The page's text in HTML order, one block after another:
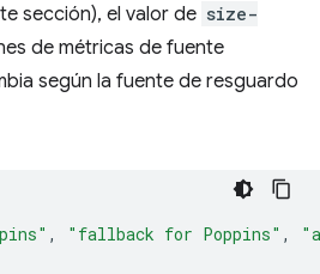
sección), el valor de size-
de métricas de fuente
según la fuente de resguardo
, "fallback for Poppins" ,